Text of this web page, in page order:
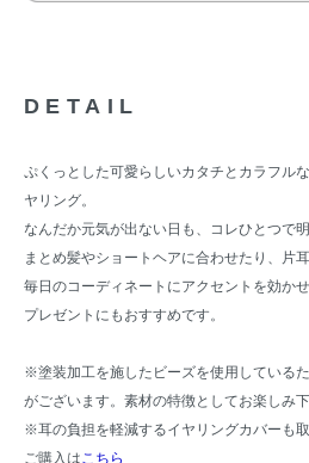
DETAIL
ぷくっとした可愛らしいカタチとカラフル
ヤリング。
なんだか元気が出ない日も、コレひとつで
まとめ髪やショートヘアに合わせたり、片
毎日のコーディネートにアクセントを効かせ
プレゼントにもおすすめです。
※塗装加工を施したビーズを使用している
がございます。素材の特徴としてお楽しみ下
※耳の負担を軽減するイヤリングカバーも取
ご購入はこちら